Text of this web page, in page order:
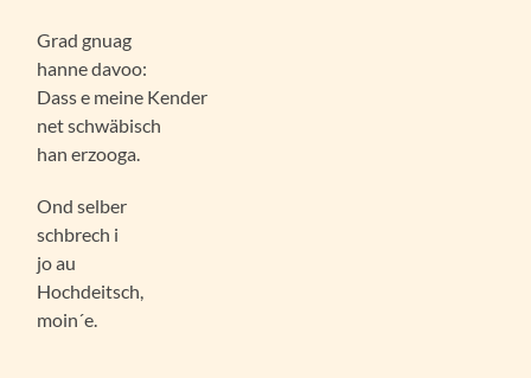
Grad gnuag
hanne davoo:
Dass e meine Kender
net schwäbisch
han erzooga.
Ond selber
schbrech i
jo au
Hochdeitsch,
moin´e.